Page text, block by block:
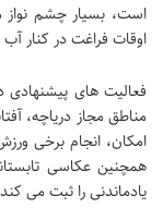
است، بسیار چشم نواز
اوقات فراغت در کنار
فعالیت های
مناطق مجاز دریاچه،
امکان، انجام برخی
همچنین عکاسی
یادماندنی را ثبت می